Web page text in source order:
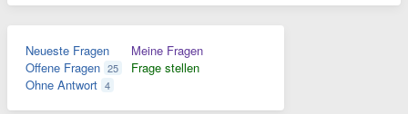
Neueste Fragen
Offene Fragen 25
Ohne Antwort 4
Meine Fragen
Frage stellen